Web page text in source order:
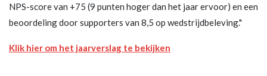
NPS-score van +75 (9 punten hoger dan het jaar ervoor) en een
beoordeling door supporters van 8,5 op wedstrijdbeleving."
Klik hier om het jaarverslag te bekijken